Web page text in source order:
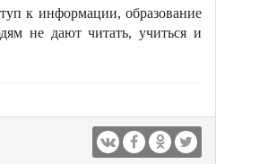
к информации, образование
не дают читать, учиться и